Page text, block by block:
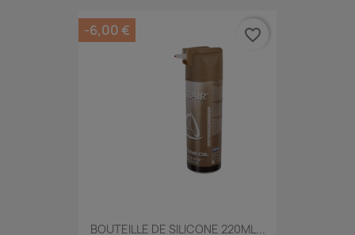
BOUTEILLE DE SILICONE 220ML...
-6,00 € favorite_border